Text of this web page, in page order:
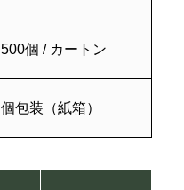
500個 / カートン
個包装（紙箱）